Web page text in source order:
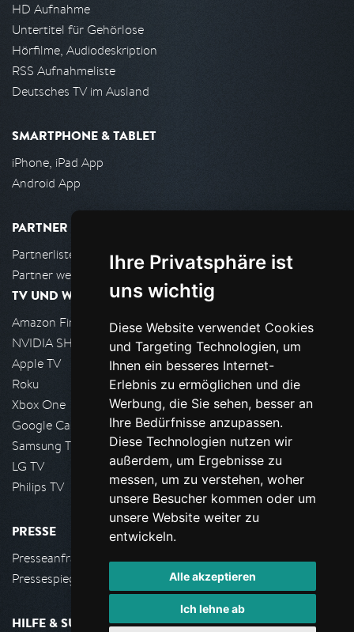
Ihre Privatsphäre ist
uns wichtig
Diese Website verwendet Cookies
und Targeting Technologien, um
Ihnen ein besseres Internet-
Erlebnis zu ermöglichen und die
Werbung, die Sie sehen, besser an
Ihre Bedürfnisse anzupassen.
Diese Technologien nutzen wir
außerdem, um Ergebnisse zu
messen, um zu verstehen, woher
unsere Besucher kommen oder um
unsere Website weiter zu
entwickeln.
Alle akzeptieren
Ich lehne ab
HD Aufnahme
Untertitel für Gehörlose
Hörfilme, Audiodeskription
RSS Aufnahmeliste
Deutsches TV im Ausland
SMARTPHONE & TABLET
iPhone, iPad App
Android App
PARTNER
Partnerliste
Partner werden
TV UND WOHNZIMMER
Amazon FireTV
NVIDIA SHIELD, Google TV
Apple TV
Roku
Xbox One
Google Cast
Samsung TV
LG TV
Philips TV
PRESSE
Presseanfrage stellen
Pressespiegel
HILFE & SUPPORT